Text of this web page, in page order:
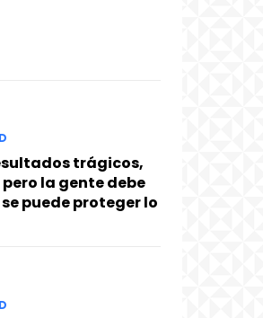
trágicos,
la gente debe
puede proteger lo